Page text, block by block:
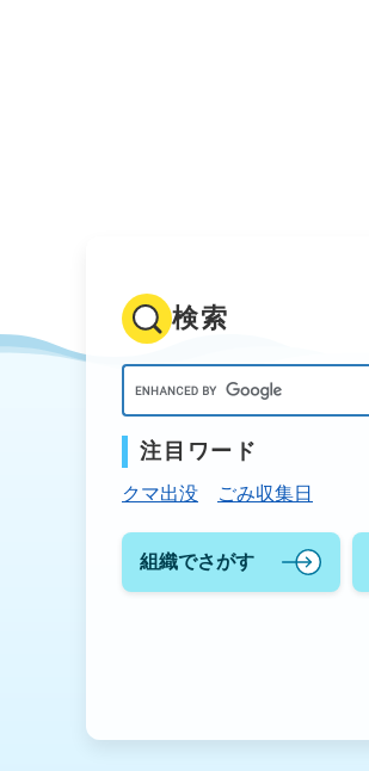
検索
ワ
ー
ド
注目ワード
クマ出没 ごみ収集日
組織でさがす